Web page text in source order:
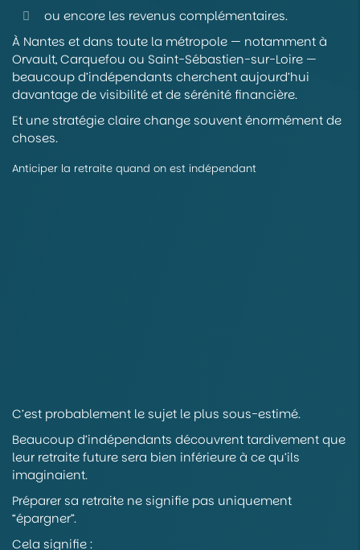
ou encore les revenus complémentaires.
À Nantes et dans toute la métropole — notamment à
Orvault, Carquefou ou Saint-Sébastien-sur-Loire —
beaucoup d’indépendants cherchent aujourd’hui
davantage de visibilité et de sérénité financière.
Et une stratégie claire change souvent énormément de
choses.
Anticiper la retraite quand on est indépendant
C’est probablement le sujet le plus sous-estimé.
Beaucoup d’indépendants découvrent tardivement que
leur retraite future sera bien inférieure à ce qu’ils
imaginaient.
Préparer sa retraite ne signifie pas uniquement
“épargner”.
Cela signifie :